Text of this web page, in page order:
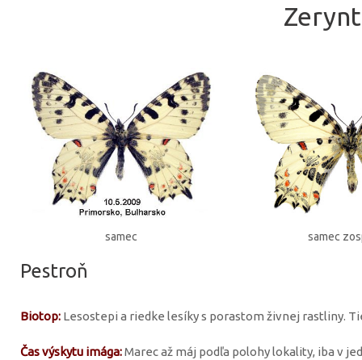
samec samec
Pestroň
Biotop: Lesostepi a riedke lesíky s porastom živnej rastliny.
Čas výskytu imága:Marec až máj podľa polohy lokality, iba v